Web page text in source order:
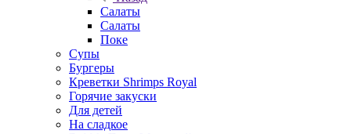
Салаты
Салаты
Поке
Супы
Бургеры
Креветки Shrimps Royal
Горячие закуски
Для детей
На сладкое